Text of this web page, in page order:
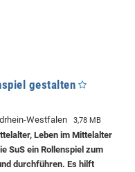
gestalten
Westfalen 3,78 MB
Leben im Mittelalter
SuS ein Rollenspiel zum
durchführen. Es hilft